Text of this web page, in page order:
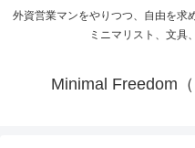
外資営業マンをやりつつ、自由を求
ミニマリスト、文具
Minimal Freedom